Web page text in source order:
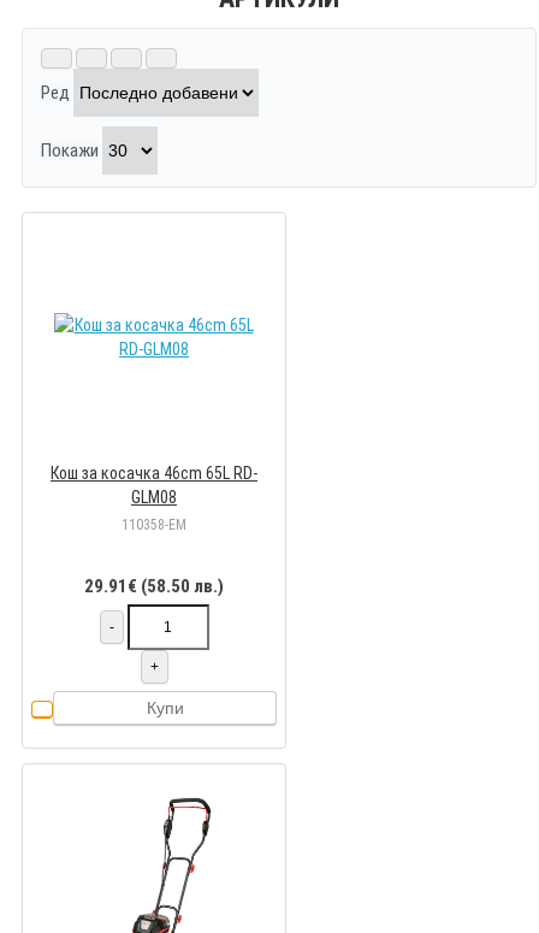
Ред
Покажи
Кош за косачка 46cm 65L RD-
GLM08
110358-EM
29.91€ (58.50 лв.)
-
+
Купи